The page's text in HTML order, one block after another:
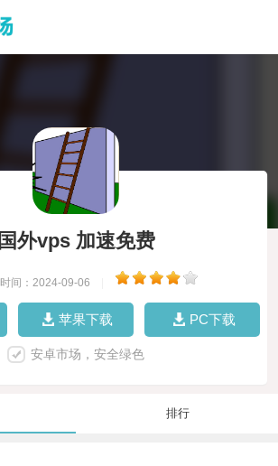
国外vps 加速免费
时间：2024-09-06
苹果下载 PC下载
安卓市场，安全绿色
排行